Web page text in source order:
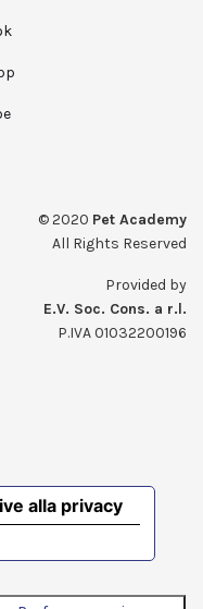
© 2020 Pet Academy
All Rights Reserved
Provided by
E.V. Soc. Cons. a r.l.
P.IVA 01032200196
alla privacy